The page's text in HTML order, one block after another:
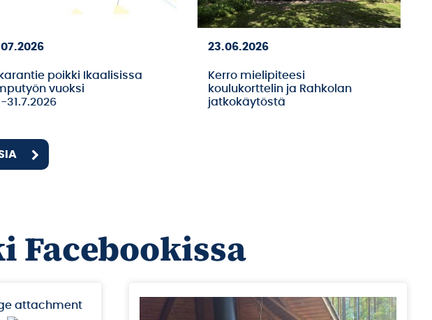
poikki Ikaalisissa
vuoksi
31.7.2026
23.06.2026
Kerro mielipiteesi
koulukorttelin ja Rahkolan
jatkokäytöstä